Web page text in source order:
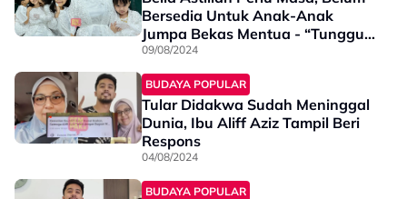
Bersedia Untuk Anak-Anak
Jumpa Bekas Mentua - “Tunggu
Waktu Sesuai, Saya Tak Nak
Ayden Jadi Keliru”
09/08/2024
BUDAYA POPULAR
Tular Didakwa Sudah Meninggal
Dunia, Ibu Aliff Aziz Tampil Beri
Respons
04/08/2024
BUDAYA POPULAR